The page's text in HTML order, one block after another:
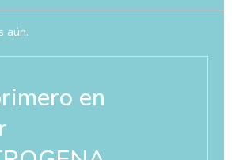
aún.
en